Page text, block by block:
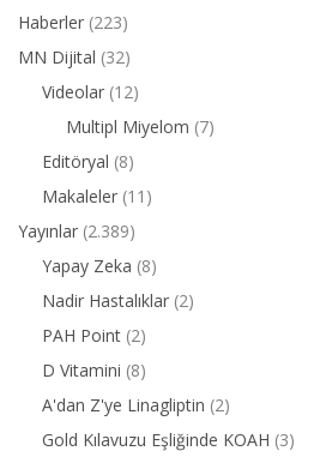
Haberler (223)
MN Dijital (32)
Videolar (12)
Multipl Miyelom (7)
Editöryal (8)
Makaleler (11)
Yayınlar (2.389)
Yapay Zeka (8)
Nadir Hastalıklar (2)
PAH Point (2)
D Vitamini (8)
A'dan Z'ye Linagliptin (2)
Gold Kılavuzu Eşliğinde KOAH (3)